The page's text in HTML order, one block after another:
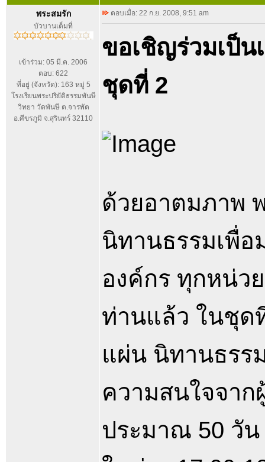
พระสมรัก
บัวบานเต็มที่
เข้าร่วม: 05 มี.ค. 2006
ตอบ: 622
ที่อยู่ (จังหวัด): 163 หมู่ 5
โรงเรียนพระปริยัติธรรมพันษี
วิทยา วัดพันษี ต.จารพัต
อ.ศีขรภูมิ จ.สุรินทร์ 32110
ตอบเมื่อ: 22 ก.ย. 2008, 9:51 am
ขอเชิญร่วมเป็น
ชุดที่ 2
ด้วยอาตมภาพ
นิทานธรรมเพื่
องค์กร ทุกหน่ว
ท่านแล้ว ในชุด
แผ่น นิทานธรร
ความสนใจจา
ประมาณ 50 วั